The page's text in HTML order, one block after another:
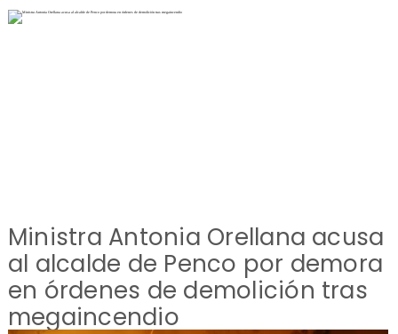
Ministra Antonia Orellana acusa
al alcalde de Penco por demora
en órdenes de demolición tras
megaincendio